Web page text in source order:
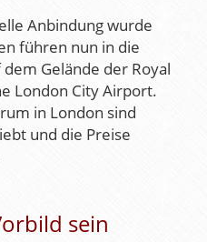
Anbindung wurde
führen nun in die
dem Gelände der Royal
London City Airport.
in London sind
und die Preise
sein